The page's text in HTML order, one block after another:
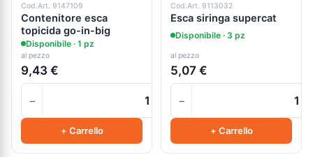
Cod.Art. 9147109
Contenitore esca
topicida go-in-big
Disponibile · 1 pz
al pezzo
9,43 €
−
+ Carrello
Cod.Art. 9113032
Esca siringa supercat
Disponibile · 3 pz
al pezzo
5,07 €
−
+ Carrello